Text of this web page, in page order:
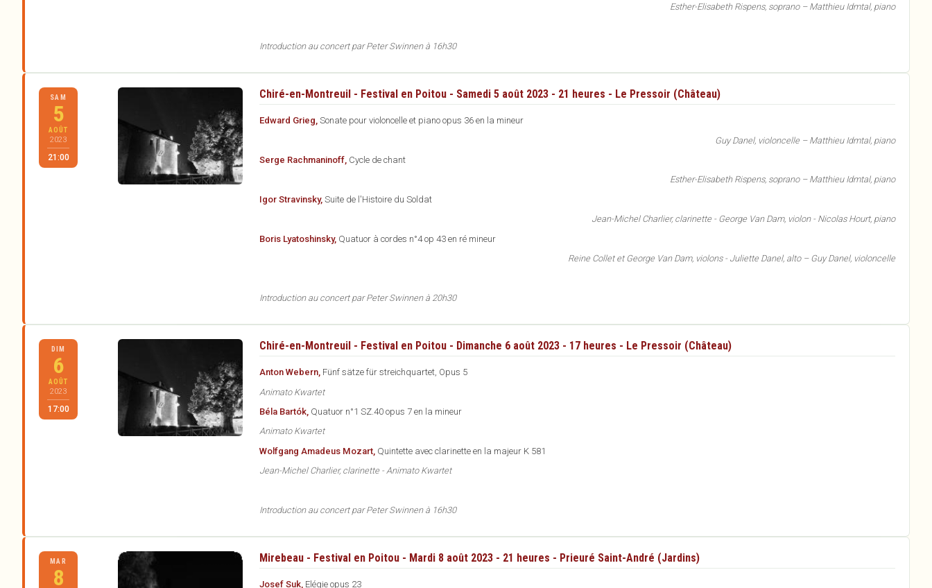
Esther-Elisabeth Rispens, soprano – Matthieu Idmtal, piano
Introduction au concert par Peter Swinnen à 16h30
SAM
5
AOÛT
2023
21:00
Chiré-en-Montreuil - Festival en Poitou - Samedi 5 août 2023 - 21 heures - Le Pressoir (Château)
Edward Grieg, Sonate pour violoncelle et piano opus 36 en la mineur
Guy Danel, violoncelle – Matthieu Idmtal, piano
Serge Rachmaninoff, Cycle de chant
Esther-Elisabeth Rispens, soprano – Matthieu Idmtal, piano
Igor Stravinsky, Suite de l'Histoire du Soldat
Jean-Michel Charlier, clarinette - George Van Dam, violon - Nicolas Hourt, piano
Boris Lyatoshinsky, Quatuor à cordes n°4 op 43 en ré mineur
Reine Collet et George Van Dam, violons - Juliette Danel, alto – Guy Danel, violoncelle
Introduction au concert par Peter Swinnen à 20h30
DIM
6
AOÛT
2023
17:00
Chiré-en-Montreuil - Festival en Poitou - Dimanche 6 août 2023 - 17 heures - Le Pressoir (Château)
Anton Webern, Fünf sätze für streichquartet, Opus 5
Animato Kwartet
Béla Bartók, Quatuor n°1 SZ.40 opus 7 en la mineur
Animato Kwartet
Wolfgang Amadeus Mozart, Quintette avec clarinette en la majeur K 581
Jean-Michel Charlier, clarinette - Animato Kwartet
Introduction au concert par Peter Swinnen à 16h30
MAR
8
Mirebeau - Festival en Poitou - Mardi 8 août 2023 - 21 heures - Prieuré Saint-André (Jardins)
Josef Suk, Elégie opus 23